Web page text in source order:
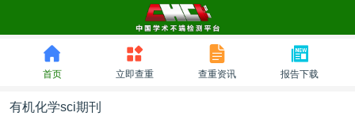
首页 立即查重 查重资讯 报告下载
有机化学sci期刊